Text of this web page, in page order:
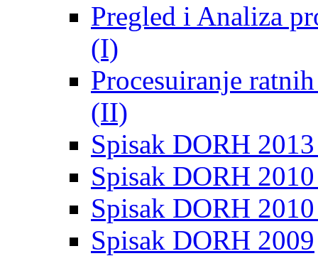
Pregled i Analiza
(I)
Procesuiranje
(II)
Spisak DORH
Spisak DORH
Spisak DORH
Spisak DORH 2009